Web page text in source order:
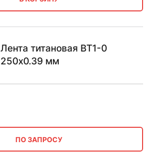
Лента титановая ВТ1-0
250х0.39 мм
ПО ЗАПРОСУ